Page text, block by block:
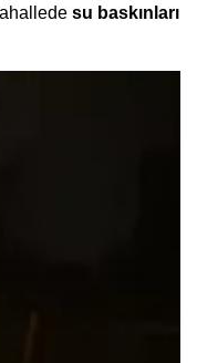
su baskınları